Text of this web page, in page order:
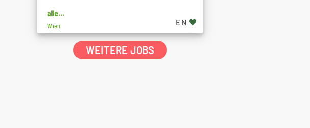
alle...
Wien EN
WEITERE JOBS